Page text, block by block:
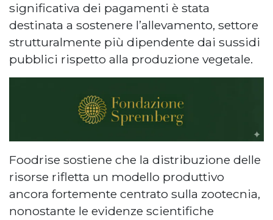
significativa dei pagamenti è stata
destinata a sostenere l’allevamento, settore
strutturalmente più dipendente dai sussidi
pubblici rispetto alla produzione vegetale.
Foodrise sostiene che la distribuzione delle
risorse rifletta un modello produttivo
ancora fortemente centrato sulla zootecnia,
nonostante le evidenze scientifiche